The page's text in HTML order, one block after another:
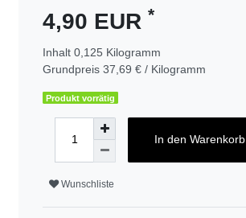
4,90 EUR *
Inhalt 0,125 Kilogramm
Grundpreis 37,69 € / Kilogramm
Produkt vorrätig
In den Warenkorb
Wunschliste